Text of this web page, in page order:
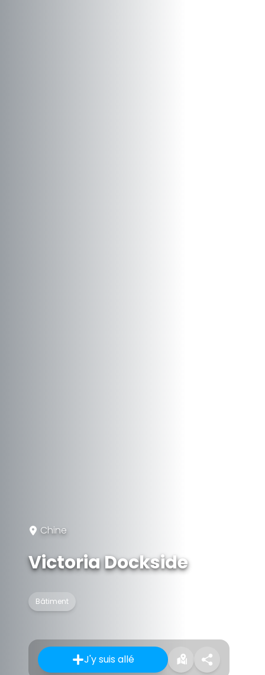
Chine
Victoria Dockside
Bâtiment
J'y suis allé